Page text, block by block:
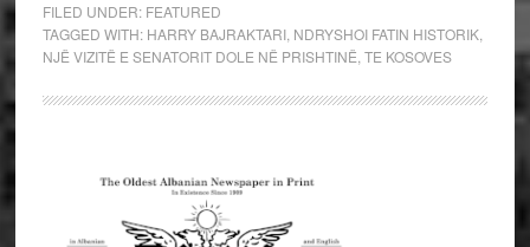
FILED UNDER: FEATURED
TAGGED WITH: HARRY BAJRAKTARI, NDRYSHOI FATIN HISTORIK,
NJË VIZITË E SENATORIT DOLE NË PRISHTINË TE KOSOVES